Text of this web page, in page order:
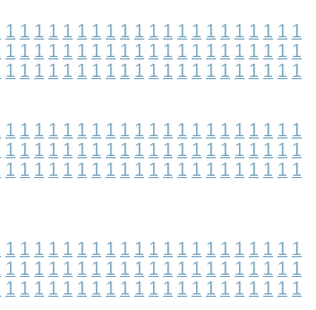
1 1 1 1 1 1 1 1 1 1 1 1 1 1 1 1 1 1 1 1 1
1 1 1 1 1 1 1 1 1 1 1 1 1 1 1 1 1 1 1 1 1
1 1 1 1 1 1 1 1 1 1 1 1 1 1 1 1 1 1 1 1 1
1 1 1 1 1 1 1 1 1 1 1 1 1 1 1 1 1 1 1 1 1
1 1 1 1 1 1 1 1 1 1 1 1 1 1 1 1 1 1 1 1 1
1 1 1 1 1 1 1 1 1 1 1 1 1 1 1 1 1 1 1 1 1
1 1 1 1 1 1 1 1 1 1 1 1 1 1 1 1 1 1 1 1 1
1 1 1 1 1 1 1 1 1 1 1 1 1 1 1 1 1 1 1 1 1
1 1 1 1 1 1 1 1 1 1 1 1 1 1 1 1 1 1 1 1 1